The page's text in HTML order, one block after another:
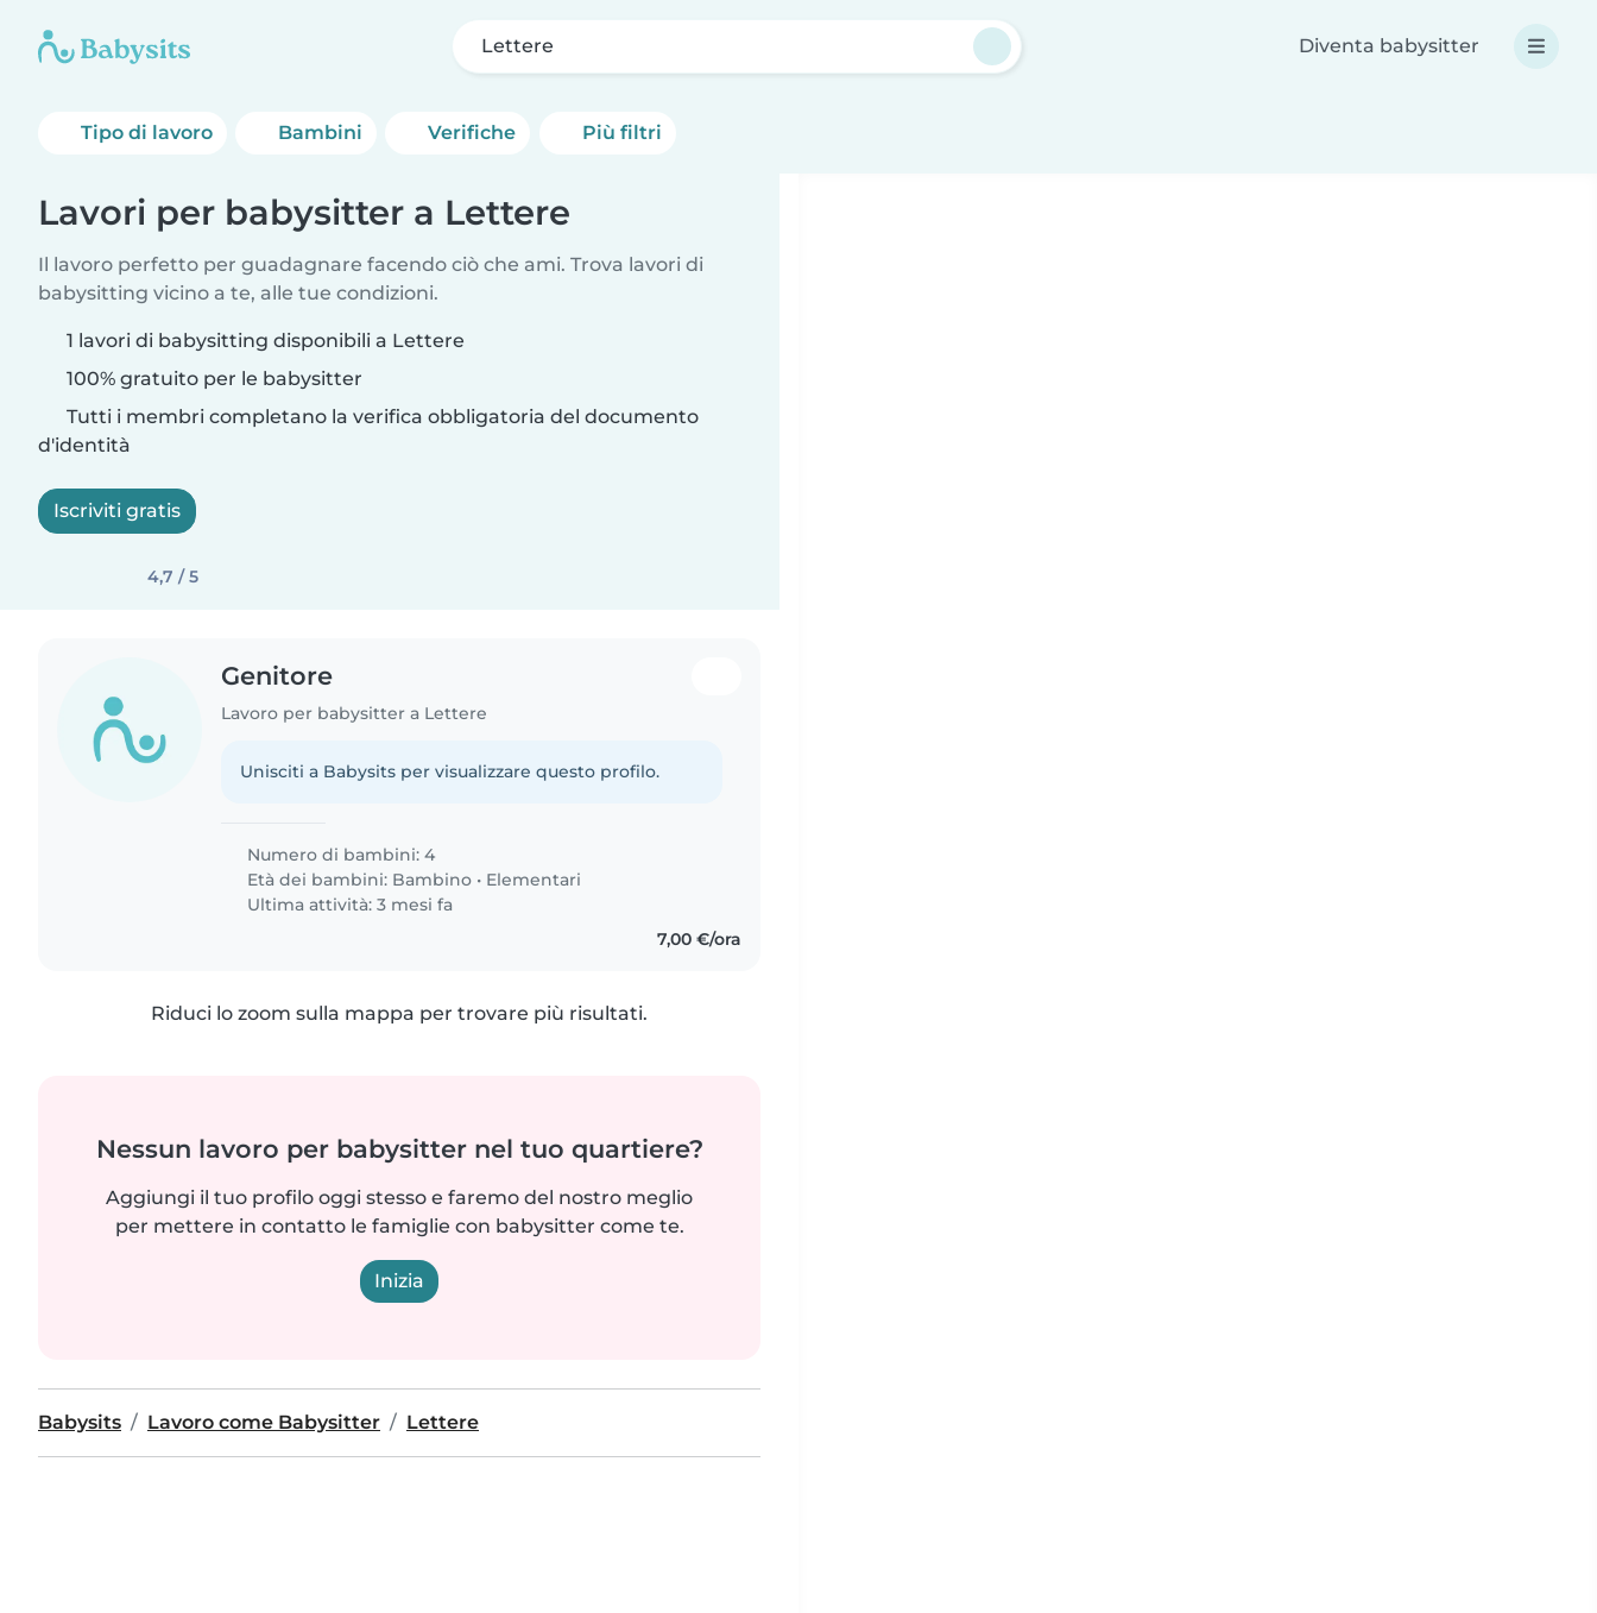
Lettere Diventa babysitter
Tipo di lavoro Bambini Verifiche Più filtri
Lavori per babysitter a Lettere
Il lavoro perfetto per guadagnare facendo ciò che ami. Trova lavori di
babysitting vicino a te, alle tue condizioni.
1 lavori di babysitting disponibili a Lettere
100% gratuito per le babysitter
Tutti i membri completano la verifica obbligatoria del documento
d'identità
Iscriviti gratis
4,7 / 5
Genitore
Lavoro per babysitter a Lettere
Unisciti a Babysits per visualizzare questo profilo.
Numero di bambini: 4
Età dei bambini: Bambino • Elementari
Ultima attività: 3 mesi fa
7,00 €/ora
Riduci lo zoom sulla mappa per trovare più risultati.
Nessun lavoro per babysitter nel tuo quartiere?
Aggiungi il tuo profilo oggi stesso e faremo del nostro meglio
per mettere in contatto le famiglie con babysitter come te.
Inizia
Babysits Lavoro come Babysitter Lettere